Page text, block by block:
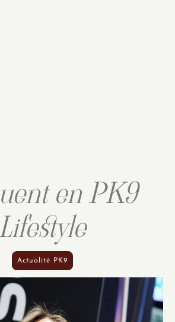
en PK9
Lifestyle
Actualité PK9